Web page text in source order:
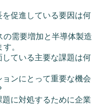
促進している要因は何
需要増加と半導体製造
。
ている主要な課題は何
ンにとって重要な機会
に対処するために企業